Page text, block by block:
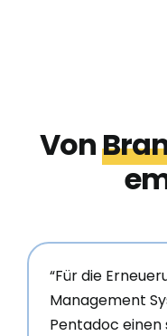
Von
“Für die
Management
Pentadoc